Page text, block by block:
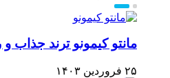
مانتو کیمونو ترند
۲۵ فروردین ۱۴۰۳